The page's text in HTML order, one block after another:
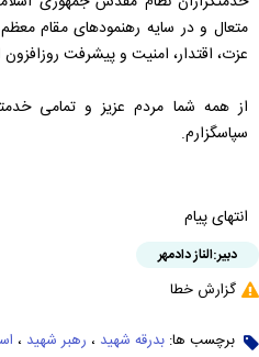
متعال و در سایه رهنمودهای مقام
عزت، اقتدار، امنیت و پیشرفت روزافزون
از همه شما مردم عزیز و تمامی
سپاسگزارم.
انتهای پیام
دبیر:الناز دادمهر
گزارش خطا
برچسب ها: بدرقه شهید ، رهبر شهید ،